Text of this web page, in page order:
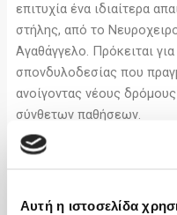
Αυτή η ιστοσελίδα
επιτυχία ένα ιδιαίτερα
στήλης, από το
Αγαθάγγελο. Πρόκειται
σπονδυλοδεσίας που
ανοίγοντας νέους
σύνθετων παθήσεων.
Το περιστατικό
σπονδύλων